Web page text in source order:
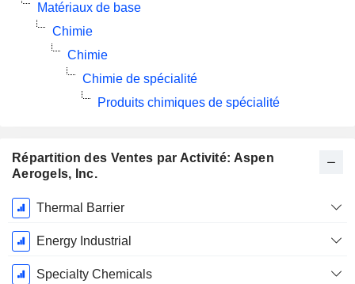
Répartition des Ventes par Activité: Aspen
Aerogels, Inc.
Période
Fiscale:
Décembre
Thermal Barrier
Energy Industrial
Specialty Chemicals
Matériaux de base
Chimie
Chimie
Chimie de spécialité
Produits chimiques de spécialité